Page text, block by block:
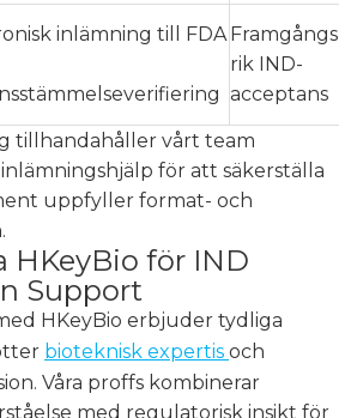
inlämning till FDA Framgångs
rik IND-
acceptans
tillhandahåller vårt team
för att säkerställa
uppfyller format- och
HKeyBio för IND
Support
HKeyBio erbjuder tydliga
bioteknisk expertis och
Våra proffs kombinerar
med regulatorisk insikt för